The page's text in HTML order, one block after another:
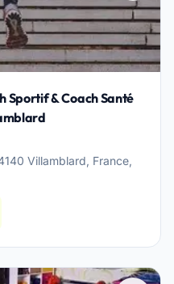
Sportif & Coach Santé
Villamblard, France,